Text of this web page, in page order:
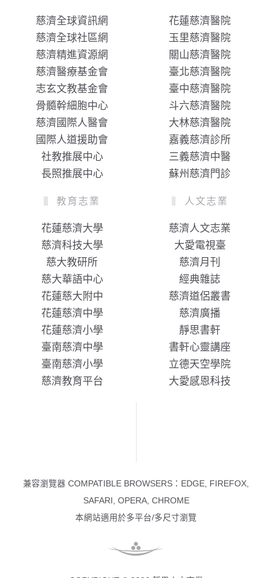
慈濟全球資訊網
慈濟全球社區網
慈濟精進資源網
慈濟醫療基金會
志玄文教基金會
骨髓幹細胞中心
慈濟國際人醫會
國際人道援助會
社教推展中心
長照推展中心
花蓮慈濟醫院
玉里慈濟醫院
關山慈濟醫院
臺北慈濟醫院
臺中慈濟醫院
斗六慈濟醫院
大林慈濟醫院
嘉義慈濟診所
三義慈濟中醫
蘇州慈濟門診
教育志業
花蓮慈濟大學
慈濟科技大學
慈大教研所
慈大華語中心
花蓮慈大附中
花蓮慈濟中學
花蓮慈濟小學
臺南慈濟中學
臺南慈濟小學
慈濟教育平台
人文志業
慈濟人文志業
大愛電視臺
慈濟月刊
經典雜誌
慈濟道侶叢書
慈濟廣播
靜思書軒
書軒心靈講座
立德天空學院
大愛感恩科技
兼容瀏覽器 COMPATIBLE BROWSERS：EDGE, FIREFOX,
SAFARI, OPERA, CHROME
本網站適用於多平台/多尺寸瀏覽